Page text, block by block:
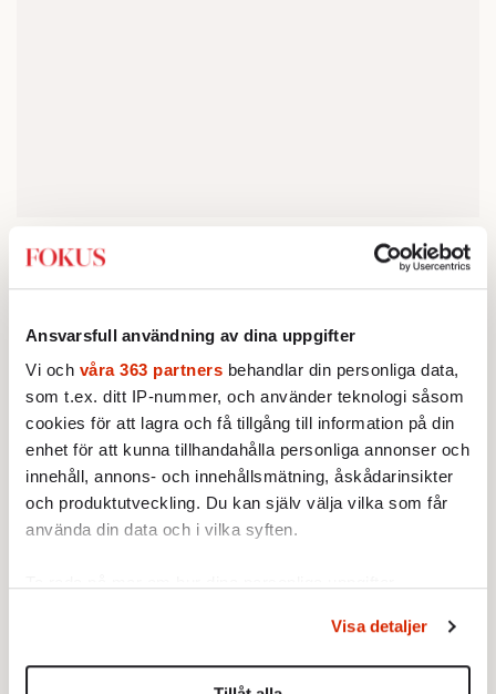
Ansvarsfull användning av dina uppgifter
Vi och våra 363 partners behandlar din personliga data,
som t.ex. ditt IP-nummer, och använder teknologi såsom
cookies för att lagra och få tillgång till information på din
enhet för att kunna tillhandahålla personliga annonser och
innehåll, annons- och innehållsmätning, åskådarinsikter
och produktutveckling. Du kan själv välja vilka som får
använda din data och i vilka syften.
Du kan ändra eller dra tillbaka ditt samtycke när som
helst från cookie-förklaringen.
Visa detaljer
JAG SPEKULERAR,
men om Epsteinaffären är
orkestrerad av en stat kan den sexuella
varit blott det första steget. Det andra steget
skulle kunna vara det som händer nu: att
medierna genom offentliggörandet av
Epsteinmaterialet får tillgång till en outsinlig
källa till explosiva nyheter som kan
publiceras utan sedvanlig pressetisk
granskning, och dessutom gratis kittlande
handlingar. Vilket flitigt journalistbi kan
motstå den honungsburken? Följden blir
dock att regeringar, kungahus och andra